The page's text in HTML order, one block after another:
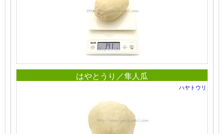
はやとうり／隼人瓜
ハヤトウリ